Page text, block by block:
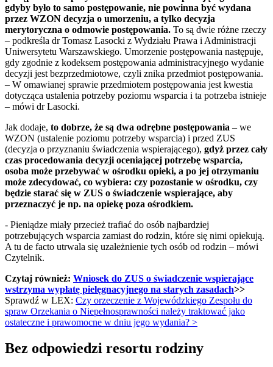
gdyby było to samo postępowanie, nie powinna być wydana
przez WZON decyzja o umorzeniu, a tylko decyzja
merytoryczna o odmowie postępowania. To są dwie różne rzeczy
– podkreśla dr Tomasz Lasocki z Wydziału Prawa i Administracji
Uniwersytetu Warszawskiego. Umorzenie postępowania następuje,
gdy zgodnie z kodeksem postępowania administracyjnego wydanie
decyzji jest bezprzedmiotowe, czyli znika przedmiot postępowania.
– W omawianej sprawie przedmiotem postępowania jest kwestia
dotycząca ustalenia potrzeby poziomu wsparcia i ta potrzeba istnieje
– mówi dr Lasocki.
Jak dodaje, to dobrze, że są dwa odrębne postępowania – we
WZON (ustalenie poziomu potrzeby wsparcia) i przed ZUS
(decyzja o przyznaniu świadczenia wspierającego), gdyż przez cały
czas procedowania decyzji oceniającej potrzebę wsparcia,
osoba może przebywać w ośrodku opieki, a po jej otrzymaniu
może zdecydować, co wybiera: czy pozostanie w ośrodku, czy
będzie starać się w ZUS o świadczenie wspierające, aby
przeznaczyć je np. na opiekę poza ośrodkiem.
- Pieniądze miały przecież trafiać do osób najbardziej
potrzebujących wsparcia zamiast do rodzin, które się nimi opiekują.
A tu de facto utrwala się uzależnienie tych osób od rodzin – mówi
Czytelnik.
Czytaj również: Wniosek do ZUS o świadczenie wspierające
wstrzyma wypłatę pielęgnacyjnego na starych zasadach>>
Sprawdź w LEX: Czy orzeczenie z Wojewódzkiego Zespołu do
spraw Orzekania o Niepełnosprawności należy traktować jako
ostateczne i prawomocne w dniu jego wydania? >
Bez odpowiedzi resortu rodziny